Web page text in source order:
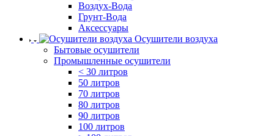
Воздух-Вода
Грунт-Вода
Аксессуары
Осушители воздуха
Бытовые осушители
Промышленные осушители
< 30 литров
50 литров
70 литров
80 литров
90 литров
100 литров